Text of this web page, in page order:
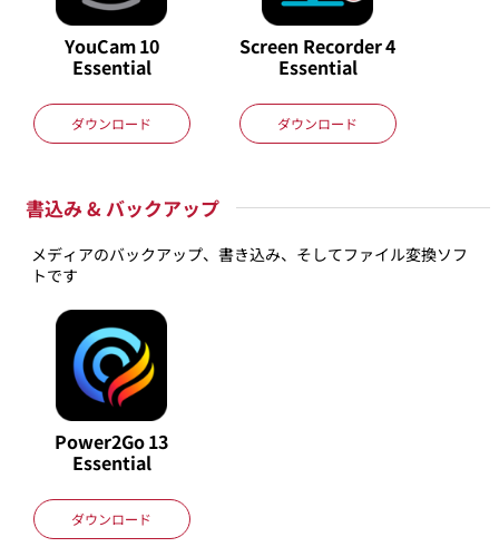
YouCam10
Essential
ダウンロード
Screen Recorder4
Essential
ダウンロード
書込み & バックアップ
メディアのバックアップ、書き込み、そしてファイル変換ソフ
トです
Power2Go13
Essential
ダウンロード